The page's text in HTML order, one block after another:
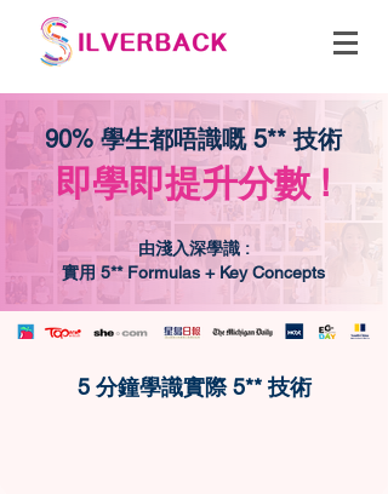
90% 學生都唔識嘅 5** 技術
即學即提升分數 !
由淺入深學識 :
實用 5** Formulas + Key Concepts
5 分鐘學識實際 5** 技術